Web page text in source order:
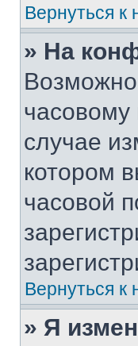
Вернуться к
» На
часовому
случае
котором
часовой
Вернуться к
» Я